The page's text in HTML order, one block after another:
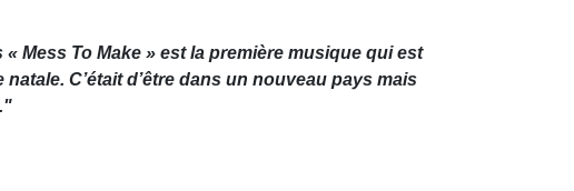
Mess To Make » est la première musique qui est
C’était d’être dans un nouveau pays mais